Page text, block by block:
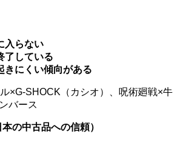
入らない
了している
きにくい傾向がある
×G-SHOCK（カシオ）、呪術廻戦×牛
バース
の中古品への信頼）